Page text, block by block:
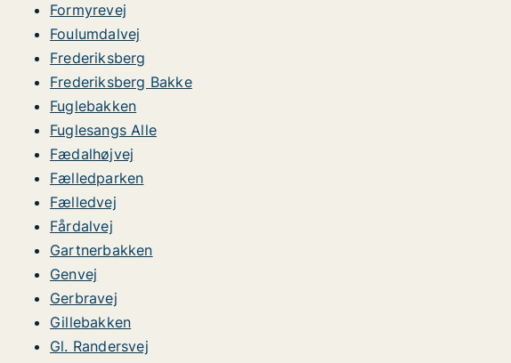
Formyrevej
Foulumdalvej
Frederiksberg
Frederiksberg Bakke
Fuglebakken
Fuglesangs Alle
Fædalhøjvej
Fælledparken
Fælledvej
Fårdalvej
Gartnerbakken
Genvej
Gerbravej
Gillebakken
Gl. Randersvej